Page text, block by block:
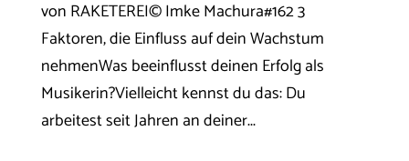
von RAKETEREI© Imke Machura#162 3
Faktoren, die Einfluss auf dein Wachstum
nehmenWas beeinflusst deinen Erfolg als
Musikerin?Vielleicht kennst du das: Du
arbeitest seit Jahren an deiner...